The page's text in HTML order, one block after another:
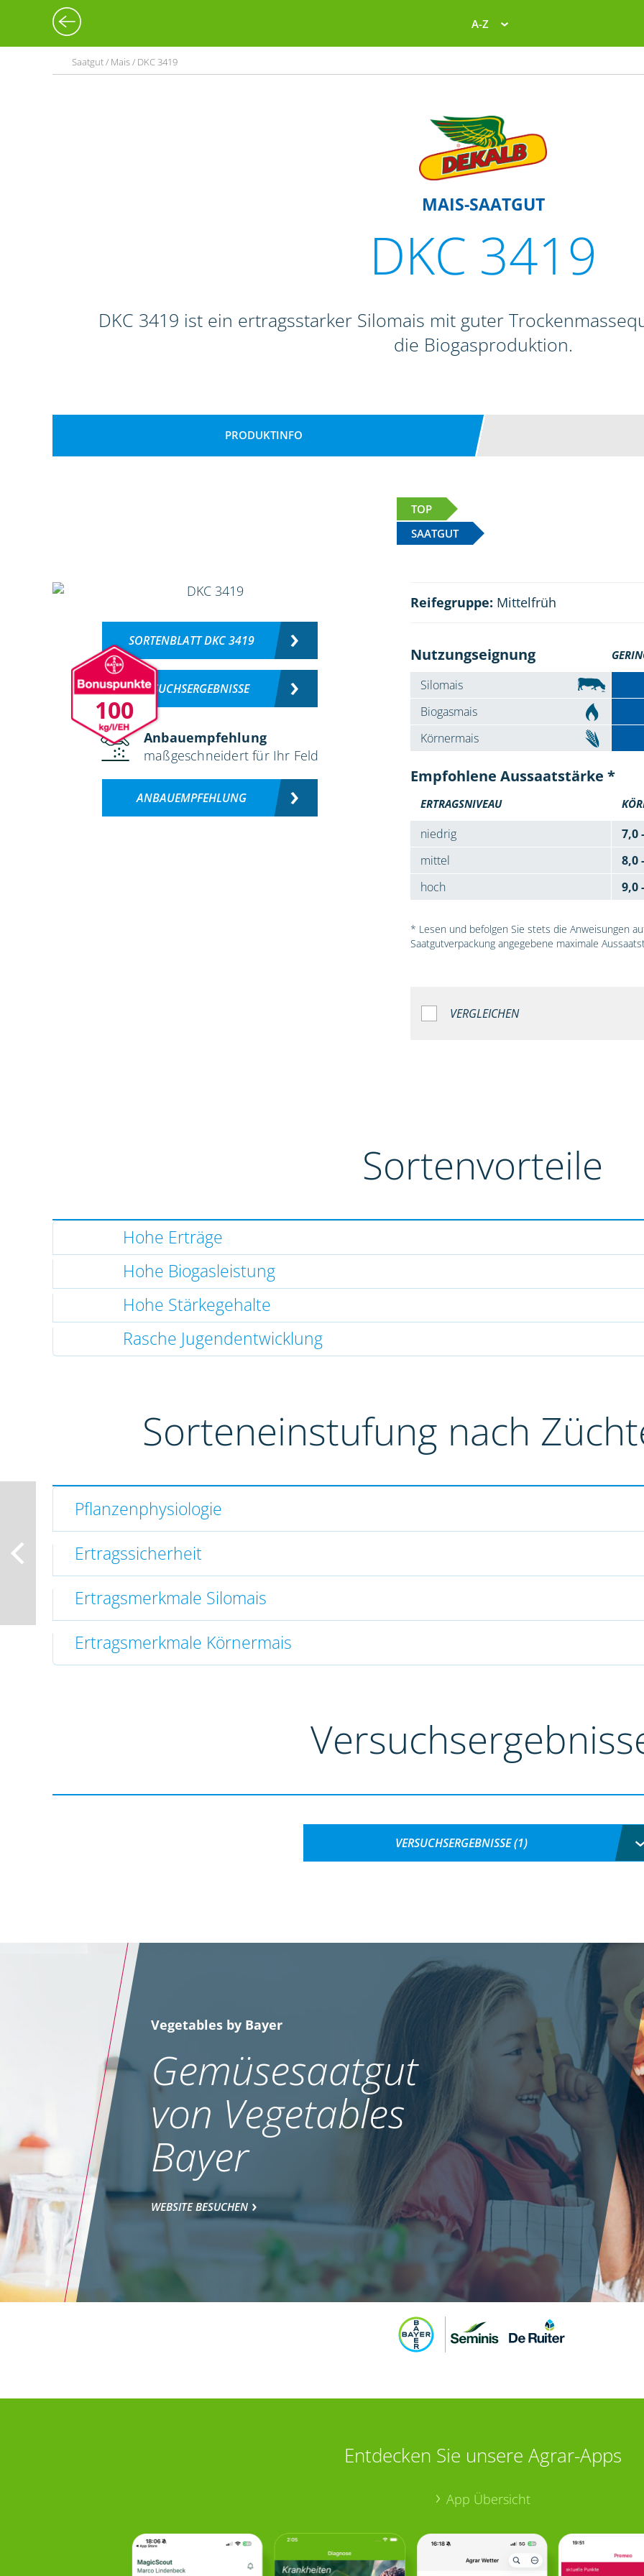
A-Z
Saatgut / Mais / DKC 3419
MAIS-SAATGUT
DKC 3419
DKC 3419 ist ein ertragsstarker Silomais mit guter
die Biogasproduktion.
PRODUKTINFO
TOP
SAATGUT
100
SORTENBLATT DKC 3419
VERSUCHSERGEBNISSE
Anbauempfehlung
maßgeschneidert für Ihr Feld
ANBAUEMPFEHLUNG
Reifegruppe: Mittelfrüh
Nutzungseignung
Silomais
Biogasmais
Körnermais
Empfohlene Aussaatstärke *
ERTRAGSNIVEAU
niedrig
7,0
mittel
8,0
hoch
9,0
* Lesen und befolgen Sie stets die Anweisungen
Saatgutverpackung angegebene maximale
VERGLEICHEN
Sortenvorteile
Hohe Erträge
Hohe Biogasleistung
Hohe Stärkegehalte
Rasche Jugendentwicklung
Sorteneinstufung nach
Pflanzenphysiologie
Ertragssicherheit
Ertragsmerkmale Silomais
Ertragsmerkmale Körnermais
VERSUCHSERGEBNISSE (1)
Vegetables by Bayer
Gemüsesaatgut
von Vegetables
Bayer
WEBSITE BESUCHEN
Entdecken Sie unsere Agrar-Apps
App Übersicht